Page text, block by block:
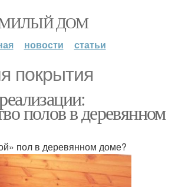
ДОМ
новости статьи
покрытия
полов в деревянном
пол в деревянном доме?